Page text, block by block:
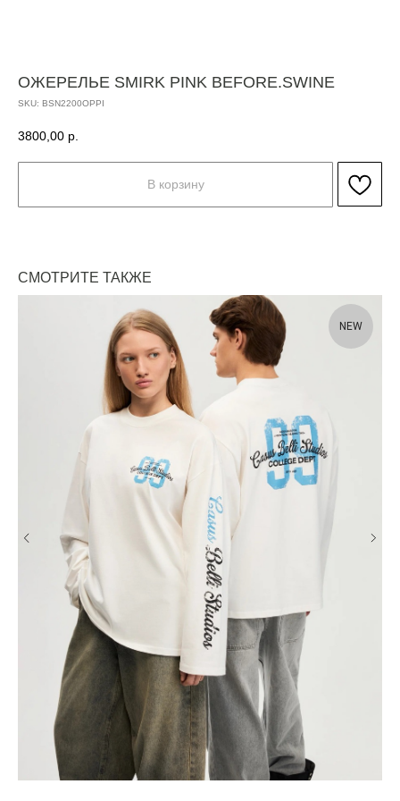
ОЖЕРЕЛЬЕ SMIRK PINK BEFORE.SWINE
SKU: BSN2200OPPI
3800,00 р.
В корзину
СМОТРИТЕ ТАКЖЕ
NEW